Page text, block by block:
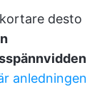
desto
anledningen